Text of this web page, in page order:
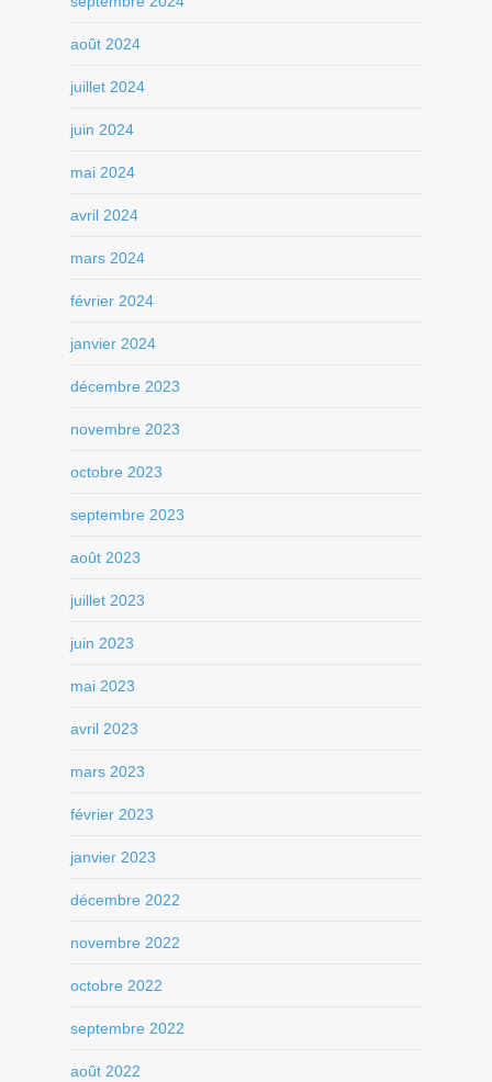
août 2024
juillet 2024
juin 2024
mai 2024
avril 2024
mars 2024
février 2024
janvier 2024
décembre 2023
novembre 2023
octobre 2023
septembre 2023
août 2023
juillet 2023
juin 2023
mai 2023
avril 2023
mars 2023
février 2023
janvier 2023
décembre 2022
novembre 2022
octobre 2022
septembre 2022
août 2022